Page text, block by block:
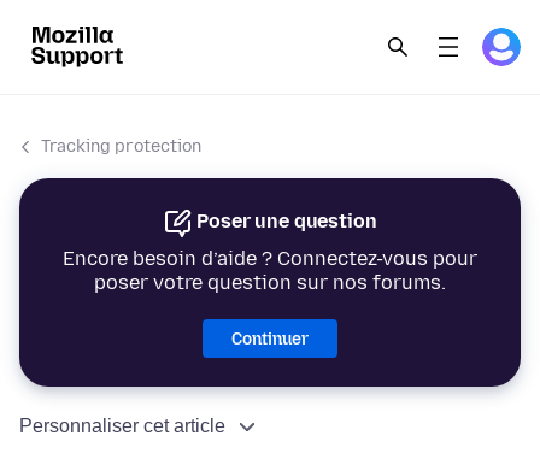
Tracking protection
Poser une question
Encore besoin d’aide ? Connectez-vous pour
poser votre question sur nos forums.
Continuer
Personnaliser cet article